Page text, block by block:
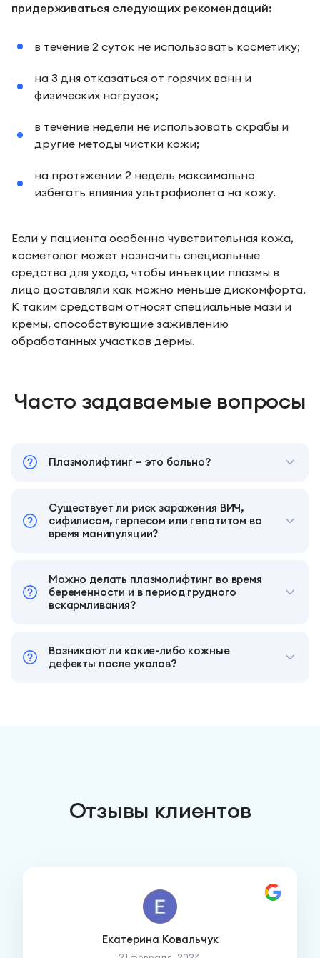
придерживаться следующих рекомендаций:
в течение 2 суток не использовать косметику;
на 3 дня отказаться от горячих ванн и
физических нагрузок;
в течение недели не использовать скрабы и
другие методы чистки кожи;
на протяжении 2 недель максимально
избегать влияния ультрафиолета на кожу.
Если у пациента особенно чувствительная кожа,
косметолог может назначить специальные
средства для ухода, чтобы инъекции плазмы в
лицо доставляли как можно меньше дискомфорта.
К таким средствам относят специальные мази и
кремы, способствующие заживлению
обработанных участков дермы.
Часто задаваемые вопросы
Плазмолифтинг – это больно?
Существует ли риск заражения ВИЧ,
сифилисом, герпесом или гепатитом во
время манипуляции?
Можно делать плазмолифтинг во время
беременности и в период грудного
вскармливания?
Возникают ли какие-либо кожные
дефекты после уколов?
Отзывы клиентов
Екатерина Ковальчук